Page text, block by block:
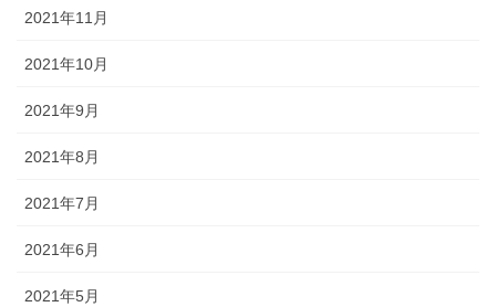
2021年11月
2021年10月
2021年9月
2021年8月
2021年7月
2021年6月
2021年5月